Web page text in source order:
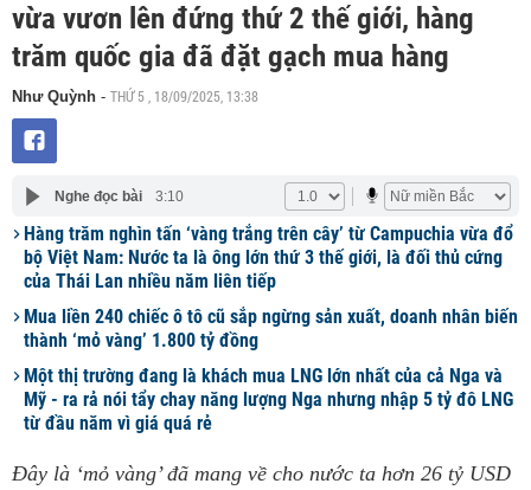
vừa vươn lên đứng thứ 2 thế giới, hàng
trăm quốc gia đã đặt gạch mua hàng
Như Quỳnh - THỨ 5 , 18/09/2025, 13:38
Nghe đọc bài 3:10
Hàng trăm nghìn tấn ‘vàng trắng trên cây’ từ Campuchia vừa đổ
bộ Việt Nam: Nước ta là ông lớn thứ 3 thế giới, là đối thủ cứng
của Thái Lan nhiều năm liên tiếp
Mua liền 240 chiếc ô tô cũ sắp ngừng sản xuất, doanh nhân biến
thành ‘mỏ vàng’ 1.800 tỷ đồng
Một thị trường đang là khách mua LNG lớn nhất của cả Nga và
Mỹ - ra rả nói tẩy chay năng lượng Nga nhưng nhập 5 tỷ đô LNG
từ đầu năm vì giá quá rẻ
Đây là ‘mỏ vàng’ đã mang về cho nước ta hơn 26 tỷ USD